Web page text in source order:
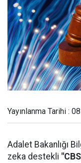
Yayınlanma Tarihi :
Adalet Bakanlığı
zeka destekli